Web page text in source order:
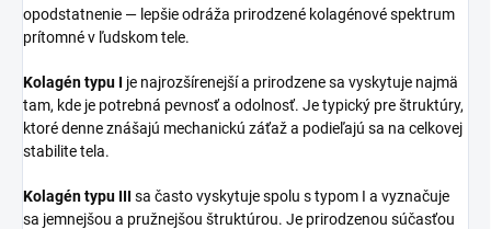
opodstatnenie — lepšie odráža prirodzené kolagénové spektrum
prítomné v ľudskom tele.
Kolagén typu I je najrozšírenejší a prirodzene sa vyskytuje najmä
tam, kde je potrebná pevnosť a odolnosť. Je typický pre štruktúry,
ktoré denne znášajú mechanickú záťaž a podieľajú sa na celkovej
stabilite tela.
Kolagén typu III sa často vyskytuje spolu s typom I a vyznačuje
sa jemnejšou a pružnejšou štruktúrou. Je prirodzenou súčasťou